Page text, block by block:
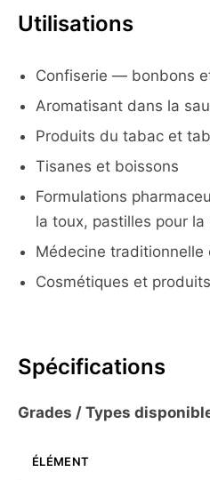
Utilisations
Confiserie — bonbons
Aromatisant dans la
Produits du tabac et
Tisanes et boissons
Formulations
la toux, pastilles pour la
Médecine traditionnelle
Cosmétiques et
Spécifications
Grades / Types
ÉLÉMENT